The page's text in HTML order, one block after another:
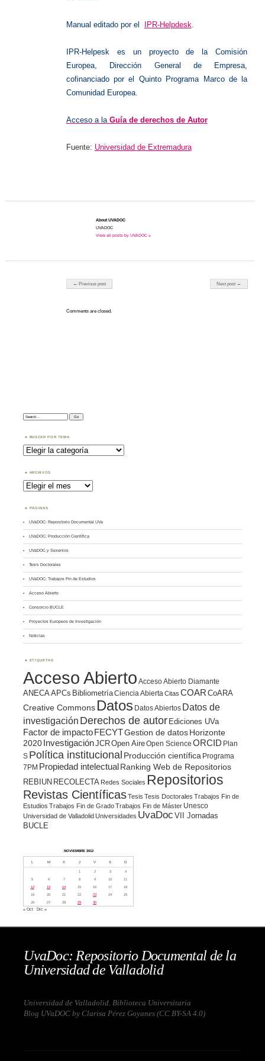
Manual editado por el IPR-Helpdesk.
IPR-Helpesk es un proyecto de la Comisión
Europea, Dirección General de Empresa,
cofinanciado por el Quinto Programa Marco de la
Comunidad Europea.
Acceso a la Guía de derechos de Autor
Fuente: Universidad de Extremadura
About UVADOC
UVADOC
View all posts by UVADOC »
Post navigation
← Previous post Next post →
Comments are closed.
Search:
BUSCAR POR TEMA
Buscar
por
Tema
ARCHIVOS
Archivos
PÁGINAS
UVaDOC: Repositorio Documental UVa
UVaDOC: Producción Científica
UVaDOC y Sexenios
Tesis Doctorales
UVaDOC: Trabajos Fin de Estudios
Acceso Abierto
Consorcio BUCLE
Proyectos Europeos de Investigación
Noticias
ETIQUETAS
Acceso Abierto Acceso Abierto Diamante
ANECAAPCs BibliometríaCiencia Abierta Citas COAR CoARA
Creative Commons Datos Datos Abiertos Datos de
investigación Derechos de autor Ediciones UVa
Factor de impacto FECYTGestion de datosHorizonte
2020 InvestigaciónJCROpen AireOpen Science ORCID Plan
S Política institucional Producción científica Programa
7PM Propiedad intelectualRanking Web de Repositorios
REBIUN RECOLECTA Redes Sociales Repositorios
Revistas CientíficasTesis Tesis Doctorales Trabajos Fin de
Estudios Trabajos Fin de GradoTrabajos Fin de Máster Unesco
Universidad de Valladolid Universidades UvaDoc VII Jornadas
BUCLE
NOVIEMBRE 2012
L M X J V S D
1 2 3
4
5
6 7 8 9 10
11
12
13 14 15 16 17
18
19
20 21 22 23 24
25
26
27 28 29 30
« Oct Dic »
UvaDoc: Repositorio Documental de la
Universidad de Valladolid
Universidad de Valladolid. Biblioteca Universitaria
Blog UVaDOC by Clarisa Pérez Goyanes (CC BY-SA 4.0)